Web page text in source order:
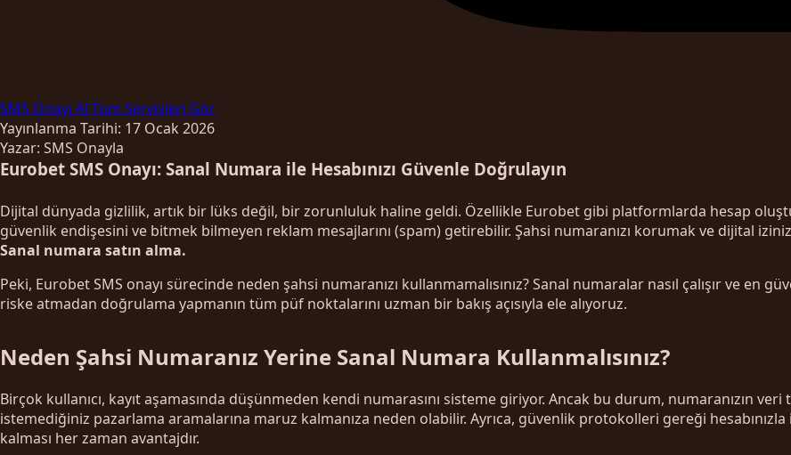
SMS Onayı Al Tüm Servisleri Gör
Yayınlanma Tarihi: 17 Ocak 2026
Yazar: SMS Onayla
Eurobet SMS Onayı: Sanal Numara ile Hesabınızı Güvenle Doğrulayın
Dijital dünyada gizlilik, artık bir lüks değil, bir zorunluluk haline geldi. Özellikle Eurobet gibi platformlarda hesap
güvenlik endişesini ve bitmek bilmeyen reklam mesajlarını (spam) getirebilir. Şahsi numaranızı korumak ve dijital
Sanal numara satın alma.
Peki, Eurobet SMS onayı sürecinde neden şahsi numaranızı kullanmamalısınız? Sanal numaralar nasıl çalışır ve en
riske atmadan doğrulama yapmanın tüm püf noktalarını uzman bir bakış açısıyla ele alıyoruz.
Neden Şahsi Numaranız Yerine Sanal Numara Kullanmalısınız?
Birçok kullanıcı, kayıt aşamasında düşünmeden kendi numarasını sisteme giriyor. Ancak bu durum, numaranızın
istemediğiniz pazarlama aramalarına maruz kalmanıza neden olabilir. Ayrıca, güvenlik protokolleri gereği
kalması her zaman avantajdır.